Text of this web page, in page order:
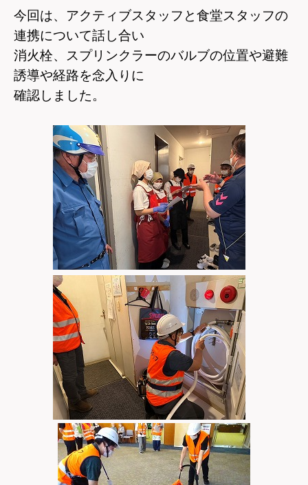
今回は、アクティブスタッフと食堂スタッフの
連携について話し合い
消火栓、スプリンクラーのバルブの位置や避難
誘導や経路を念入りに
確認しました。